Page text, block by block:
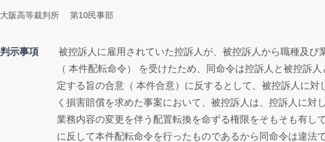
大阪高等裁判所 第10民事部
判示事項
被控訴人に雇用されていた控訴人が、被控訴人から職種及び
（ 本件配転命令） を受けたため、同命令は控訴人と被控訴
定する旨の合意（ 本件合意）に反するとして、被控訴人に
く損害賠償を求めた事案において、被控訴人は、控訴人に対
業務内容の変更を伴う配置転換を命ずる権限をそもそも有し
に反して本件配転命令を行ったものであるから同命令は違法